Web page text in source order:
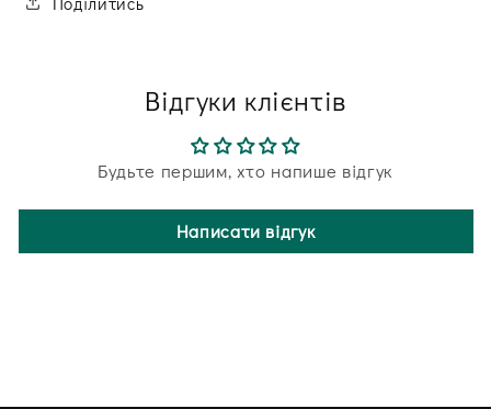
Відгуки клієнтів
Будьте першим, хто напише відгук
Написати відгук